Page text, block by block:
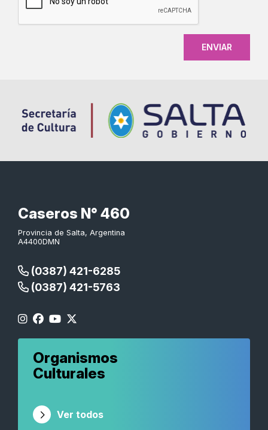
Caseros N° 460
Provincia de Salta, Argentina
A4400DMN
(0387) 421-6285
(0387) 421-5763
Organismos
Culturales
Ver todos